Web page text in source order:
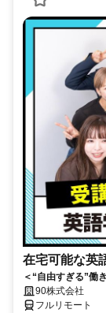
在宅可能な英
＜“自由すぎる”働
90株式会社
フルリモート